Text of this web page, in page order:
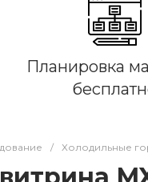
Планировка
/ Холодильные